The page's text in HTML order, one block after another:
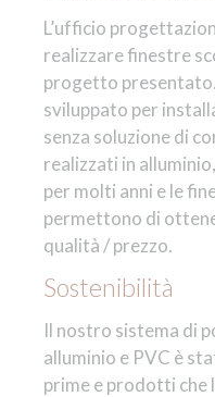
L’ufficio
realizzare finestre
progetto
sviluppato per
senza soluzione di
realizzati in
per molti anni e le
permettono di
qualità / prezzo.
Sostenibilità
Il nostro sistema di
alluminio e PVC è
prime e prodotti che